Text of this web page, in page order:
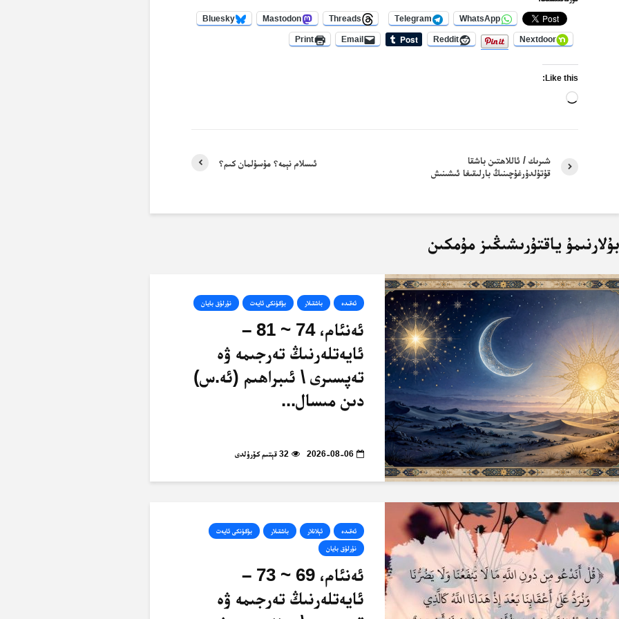
WhatsApp
Telegram
Threads
Mastodon
Bluesky
Nextdoor
Reddit
Email
Print
Like this:
Loading…
ئىسلام نېمە؟ مۇسۇلمان كىم؟
شىرىك / ئاللاھتىن باشقا
قۇتۇلدۇرغۇچىنىڭ بارلىقىغا ئىشىنىش
بۇلارنىمۇ ياقتۇرىشىڭىز مۇمكىن
ئەقىدە باشقىلار بۈگۈنكى ئايەت نۇرلۇق بايان
ئەنئام، 74 ~ 81 –
ئايەتلەرنىڭ تەرجىمە ۋە
تەپسىرى \ ئىبراھىم (ئە.س)
دىن مىسال...
2026-08-06 32 قېتىم كۆرۈلدى
ئەقىدە ئېلانلار باشقىلار بۈگۈنكى ئايەت
نۇرلۇق بايان
ئەنئام، 69 ~ 73 –
ئايەتلەرنىڭ تەرجىمە ۋە